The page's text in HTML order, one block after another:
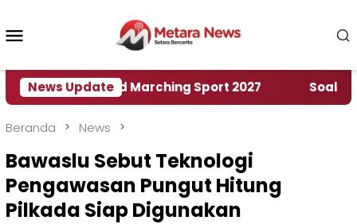
konten
News Update
World Marching Sport 2027 ‎Soal Rencana
Beranda News
Bawaslu Sebut Teknologi
Pengawasan Pungut Hitung
Pilkada Siap Digunakan